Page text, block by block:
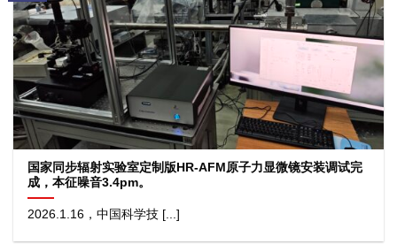
国家同步辐射实验室定制版HR-AFM原子力显微镜安装调试完
成，本征噪音3.4pm。
2026.1.16，中国科学技 [...]